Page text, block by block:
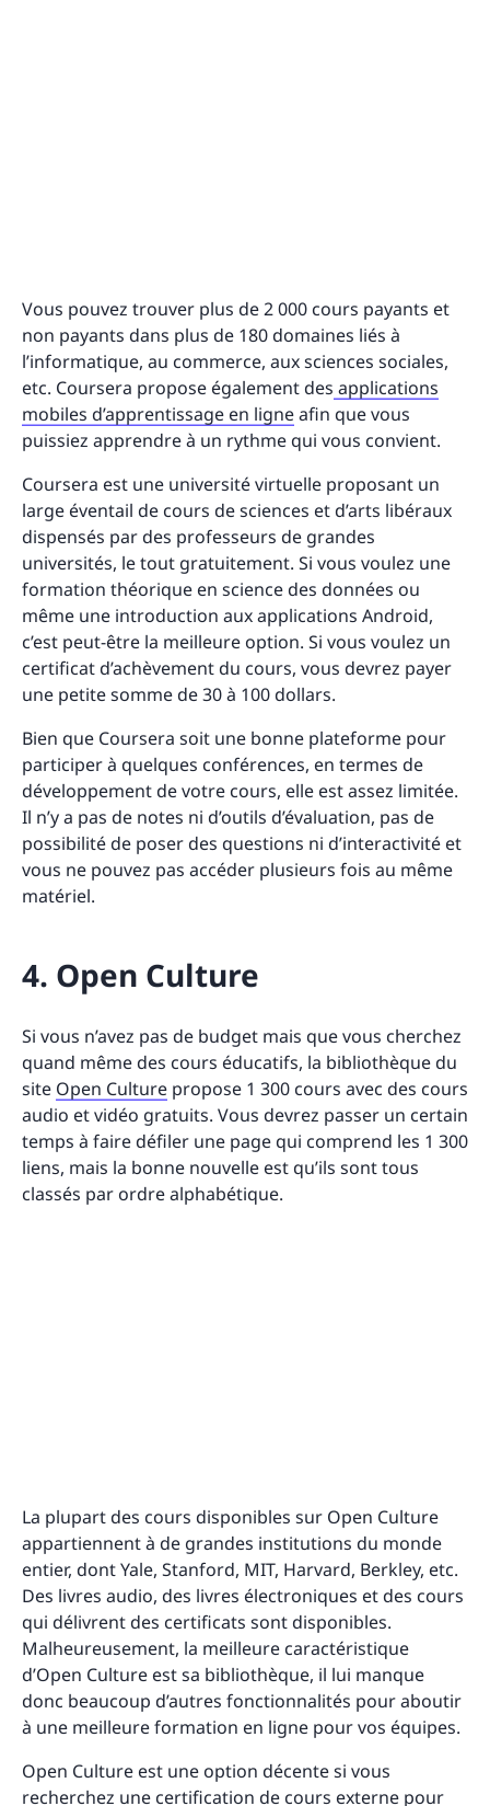
Vous pouvez trouver plus de 2 000 cours payants et
non payants dans plus de 180 domaines liés à
l’informatique, au commerce, aux sciences sociales,
etc. Coursera propose également des applications
mobiles d’apprentissage en ligneafin que vous
puissiez apprendre à un rythme qui vous convient.
Coursera est une université virtuelle proposant un
large éventail de cours de sciences et d’arts libéraux
dispensés par des professeurs de grandes
universités, le tout gratuitement. Si vous voulez une
formation théorique en science des données ou
même une introduction aux applications Android,
c’est peut-être la meilleure option. Si vous voulez un
certificat d’achèvement du cours, vous devrez payer
une petite somme de 30 à 100 dollars.
Bien que Coursera soit une bonne plateforme pour
participer à quelques conférences, en termes de
développement de votre cours, elle est assez limitée.
Il n’y a pas de notes ni d’outils d’évaluation, pas de
possibilité de poser des questions ni d’interactivité et
vous ne pouvez pas accéder plusieurs fois au même
matériel.
4. Open Culture
Si vous n’avez pas de budget mais que vous cherchez
quand même des cours éducatifs, la bibliothèque du
site Open Culture propose 1 300 cours avec des cours
audio et vidéo gratuits. Vous devrez passer un certain
temps à faire défiler une page qui comprend les 1 300
liens, mais la bonne nouvelle est qu’ils sont tous
classés par ordre alphabétique.
La plupart des cours disponibles sur Open Culture
appartiennent à de grandes institutions du monde
entier, dont Yale, Stanford, MIT, Harvard, Berkley, etc.
Des livres audio, des livres électroniques et des cours
qui délivrent des certificats sont disponibles.
Malheureusement, la meilleure caractéristique
d’Open Culture est sa bibliothèque, il lui manque
donc beaucoup d’autres fonctionnalités pour aboutir
à une meilleure formation en ligne pour vos équipes.
Open Culture est une option décente si vous
recherchez une certification de cours externe pour